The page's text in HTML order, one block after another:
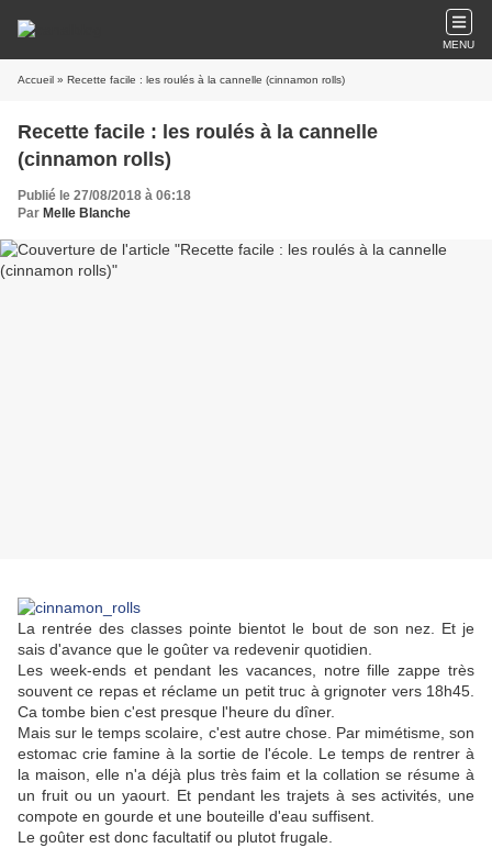
MENU
Accueil » Recette facile : les roulés à la cannelle (cinnamon rolls)
Recette facile : les roulés à la cannelle
(cinnamon rolls)
Publié le 27/08/2018 à 06:18
Par Melle Blanche
La rentrée des classes pointe bientot le bout de son nez. Et je
sais d'avance que le goûter va redevenir quotidien.
Les week-ends et pendant les vacances, notre fille zappe très
souvent ce repas et réclame un petit truc à grignoter vers 18h45.
Ca tombe bien c'est presque l'heure du dîner.
Mais sur le temps scolaire, c'est autre chose. Par mimétisme, son
estomac crie famine à la sortie de l'école. Le temps de rentrer à
la maison, elle n'a déjà plus très faim et la collation se résume à
un fruit ou un yaourt. Et pendant les trajets à ses activités, une
compote en gourde et une bouteille d'eau suffisent.
Le goûter est donc facultatif ou plutot frugale.